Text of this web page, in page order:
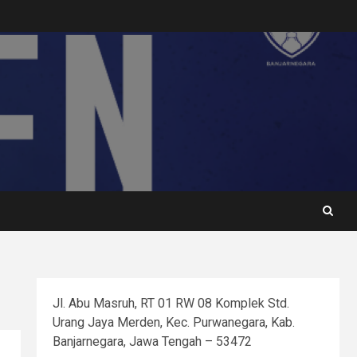
Jl. Abu Masruh, RT 01 RW 08 Komplek Std.
Urang Jaya Merden, Kec. Purwanegara, Kab.
Banjarnegara, Jawa Tengah – 53472